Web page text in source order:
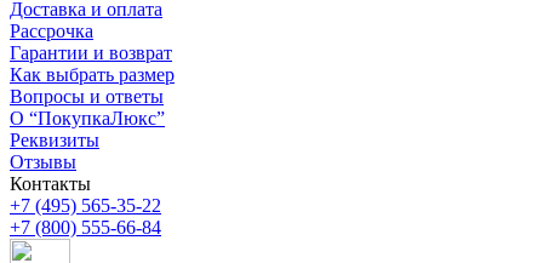
Доставка и оплата
Рассрочка
Гарантии и возврат
Как выбрать размер
Вопросы и ответы
О “ПокупкаЛюкс”
Реквизиты
Отзывы
Контакты
+7 (495) 565-35-22
+7 (800) 555-66-84